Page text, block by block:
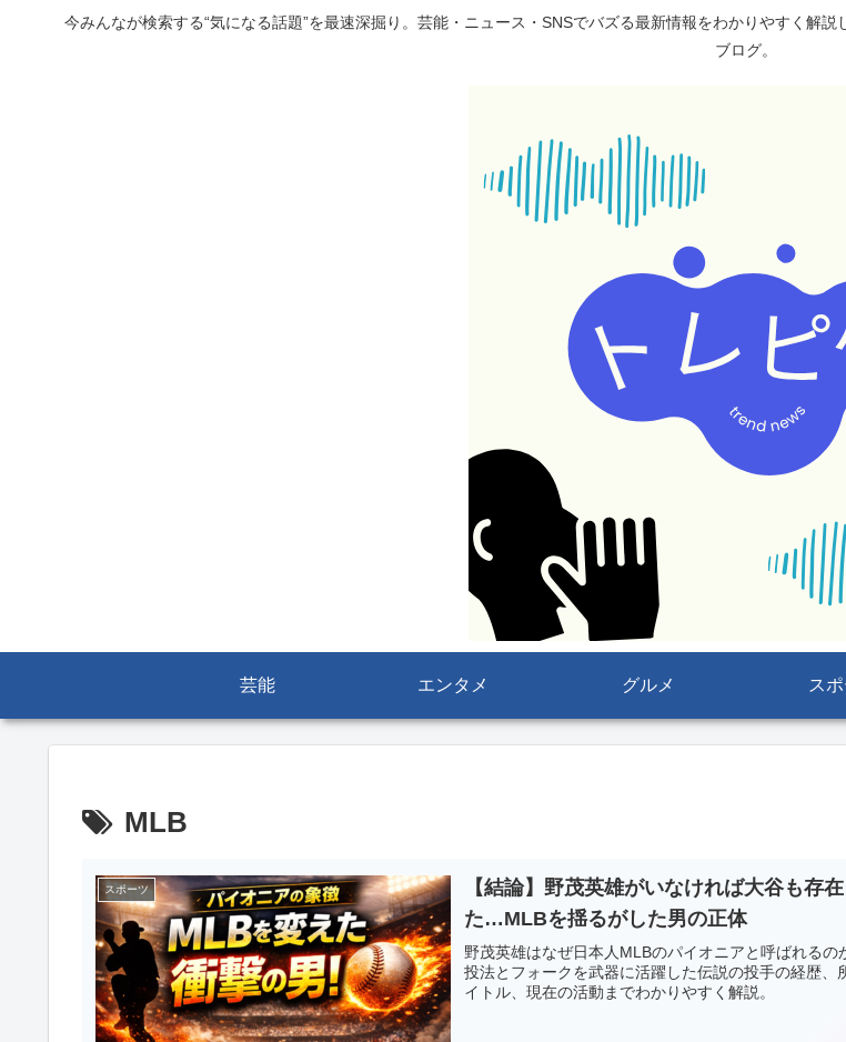
今みんなが検索する“気になる話題”を最速深掘り。芸能・ニュース・SNSでバズる最新情報をわかりやすく解
ブログ。
芸能 エンタメ グルメ ス
MLB
スポーツ
【結論】野茂英雄がいなければ大谷も存
た…MLBを揺るがした男の正体
野茂英雄はなぜ日本人MLBのパイオニアと呼ばれるの
投法とフォークを武器に活躍した伝説の投手の経歴、
イトル、現在の活動までわかりやすく解説。